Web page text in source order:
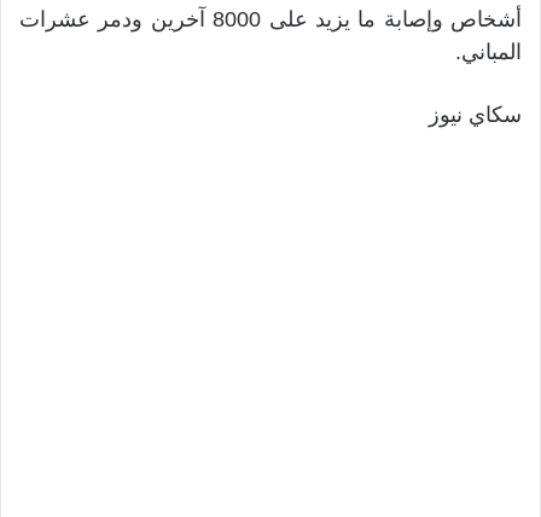
أشخاص وإصابة ما يزيد على 8000 آخرين ودمر عشرات
المباني.
سكاي نيوز